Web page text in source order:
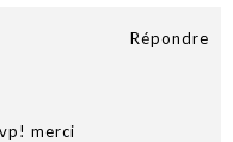
Répondre
merci